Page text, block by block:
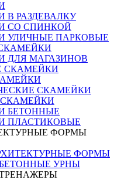
В РАЗДЕВАЛКУ
СО СПИНКОЙ
УЛИЧНЫЕ ПАРКОВЫЕ
ДЛЯ МАГАЗИНОВ
СКАМЕЙКИ
СКАМЕЙКИ
БЕТОННЫЕ
ПЛАСТИКОВЫЕ
ФОРМЫ
ФОРМЫ
УРНЫ